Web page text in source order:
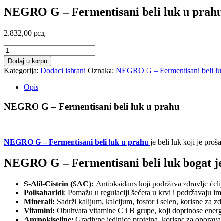
NEGRO G – Fermentisani beli luk u
2.832,00 рсд
NEGRO
G
–
Fermentisani
u
prahu
Dodaj u korpu
Kategorija: Dodaci ishrani Oznaka: NEGRO G – Fermentisani beli
Opis
NEGRO G – Fermentisani beli luk u prahu
NEGRO G – Fermentisani beli luk u prahu je beli luk koji je
NEGRO G – Fermentisani beli luk bogat
S-Alil-Cistein (SAC): Antioksidans koji podržava zdravlje
Polisaharidi: Pomažu u regulaciji šećera u krvi i podržavaju
Minerali: Sadrži kalijum, kalcijum, fosfor i selen, korisne za
Vitamini: Obuhvata vitamine C i B grupe, koji doprinose
Aminokiseline: Gradivne jedinice proteina, korisne za